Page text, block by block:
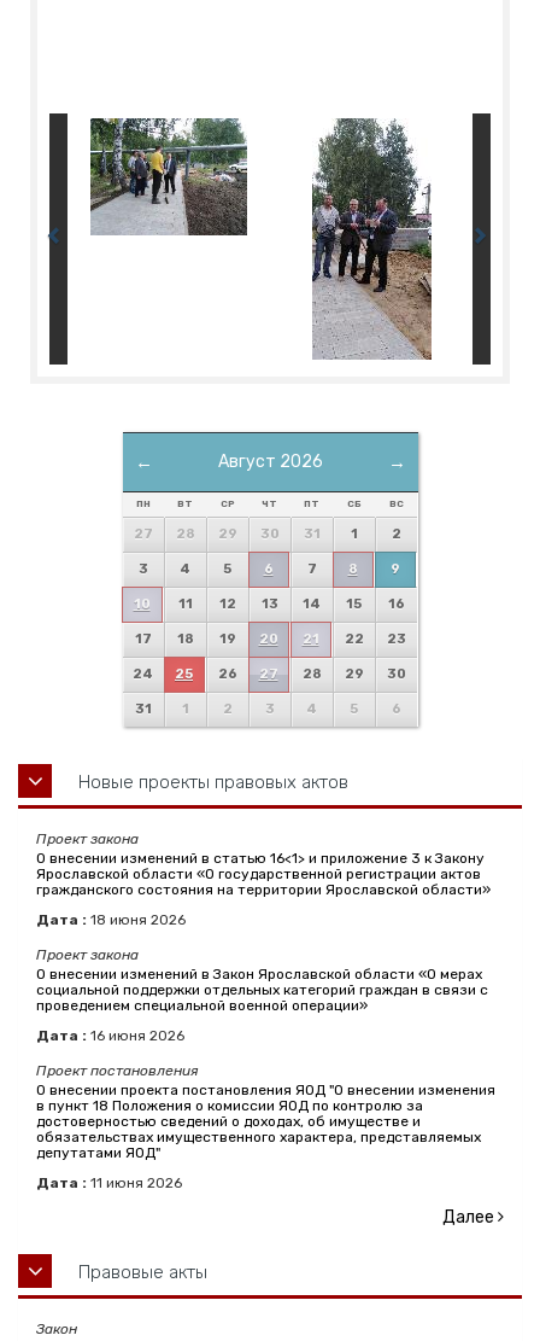
← →
Август 2026
ПН ВТ СР ЧТ ПТ СБ ВС
27 28 29 30 31 1 2
3 4 5 6 7 8 9
10 11 12 13 14 15 16
17 18 19 20 21 22 23
24 25 26 27 28 29 30
31 1 2 3 4 5 6
Новые проекты правовых актов
Проект закона
О внесении изменений в статью 16<1> и приложение 3 к Закону
Ярославской области «О государственной регистрации актов
гражданского состояния на территории Ярославской области»
Дата : 18 июня 2026
Проект закона
О внесении изменений в Закон Ярославской области «О мерах
социальной поддержки отдельных категорий граждан в связи с
проведением специальной военной операции»
Дата : 16 июня 2026
Проект постановления
О внесении проекта постановления ЯОД "О внесении изменения
в пункт 18 Положения о комиссии ЯОД по контролю за
достоверностью сведений о доходах, об имуществе и
обязательствах имущественного характера, представляемых
депутатами ЯОД"
Дата : 11 июня 2026
Далее
Правовые акты
Закон